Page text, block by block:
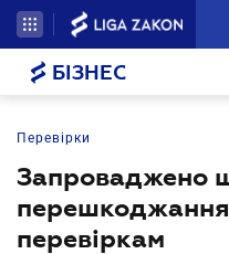
БІЗНЕС
Перевірки
Запроваджено
перевіркам